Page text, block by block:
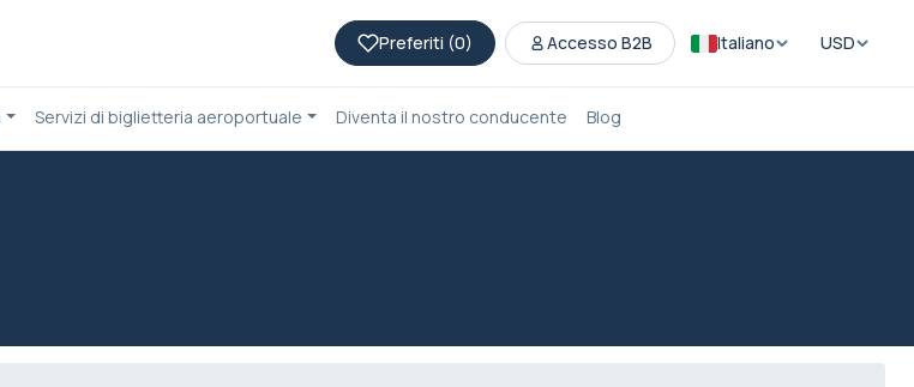
Preferiti (0) Accesso B2B Italiano USD
Servizi di biglietteria aeroportuale Diventa il nostro conducente Blog